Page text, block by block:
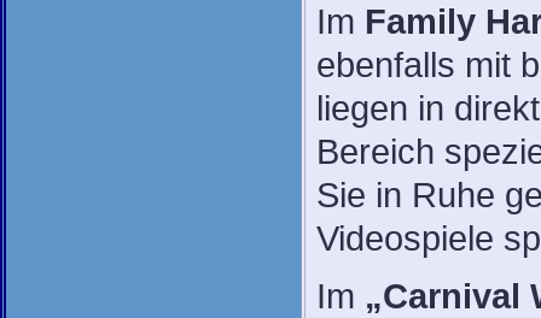
Im Family
ebenfalls mit
liegen in
Bereich
Sie in Ruhe
Videospiele
Im „Carnival